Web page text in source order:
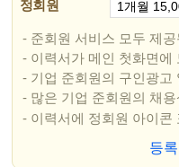
정회원
- 준회원 서비스 모두 제
- 이력서가 메인 첫화면에
- 기업 준회원의 구인광고
- 많은 기업 준회원의 채
- 이력서에 정회원 아이콘
등